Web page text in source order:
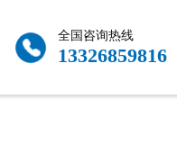
全国咨询热线
13326859816